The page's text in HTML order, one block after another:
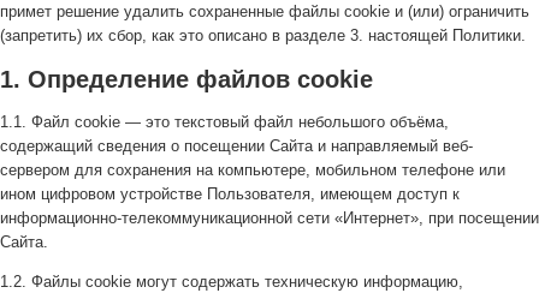
примет решение удалить сохраненные файлы cookie и (или) ограничить
(запретить) их сбор, как это описано в разделе 3. настоящей Политики.
1. Определение файлов cookie
1.1. Файл cookie — это текстовый файл небольшого объёма,
содержащий сведения о посещении Сайта и направляемый веб-
сервером для сохранения на компьютере, мобильном телефоне или
ином цифровом устройстве Пользователя, имеющем доступ к
информационно-телекоммуникационной сети «Интернет», при посещении
Сайта.
1.2. Файлы cookie могут содержать техническую информацию,